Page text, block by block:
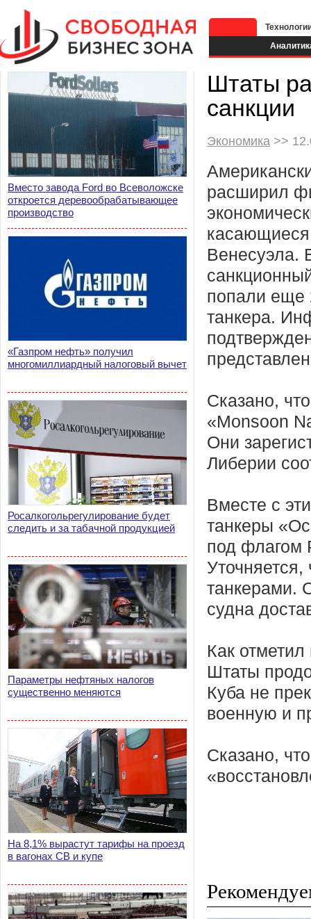
Вместо завода Ford во Всеволожске
откроется деревообрабатывающее
производство
«Газпром нефть» получил
многомиллиардный налоговый вычет
Росалкогольрегулирование будет
следить и за табачной продукцией
Параметры нефтяных налогов
существенно меняются
На 8,1% вырастут тарифы на проезд
в вагонах СВ и купе
Штаты
санкции
Экономика >>
расширил
Венесуэла.
попали еще
танкера.
Сказано,
«Monsoon
Они
Либерии
Вместе с
танкеры
под флагом
танкерами.
судна
Как
Штаты
Куба не
военную и
Сказано,